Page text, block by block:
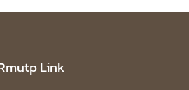
Link